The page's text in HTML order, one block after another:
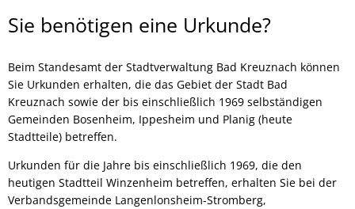
Urkunden
Sie benötigen eine Urkunde?
Beim Standesamt der Stadtverwaltung Bad Kreuznach können
Sie Urkunden erhalten, die das Gebiet der Stadt Bad
Kreuznach sowie der bis einschließlich 1969 selbständigen
Gemeinden Bosenheim, Ippesheim und Planig (heute
Stadtteile) betreffen.
Urkunden für die Jahre bis einschließlich 1969, die den
heutigen Stadtteil Winzenheim betreffen, erhalten Sie bei der
Verbandsgemeinde Langenlonsheim-Stromberg,